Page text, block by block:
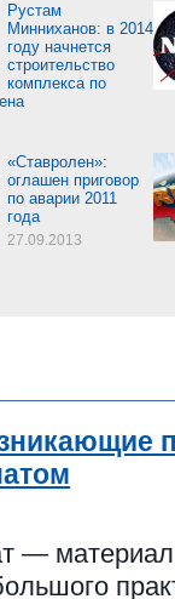
Рустам
Минниханов: в 2014
году начнется
строительство
комплекса по
«Ставролен»:
оглашен приговор
по аварии 2011
года
27.09.2013
—